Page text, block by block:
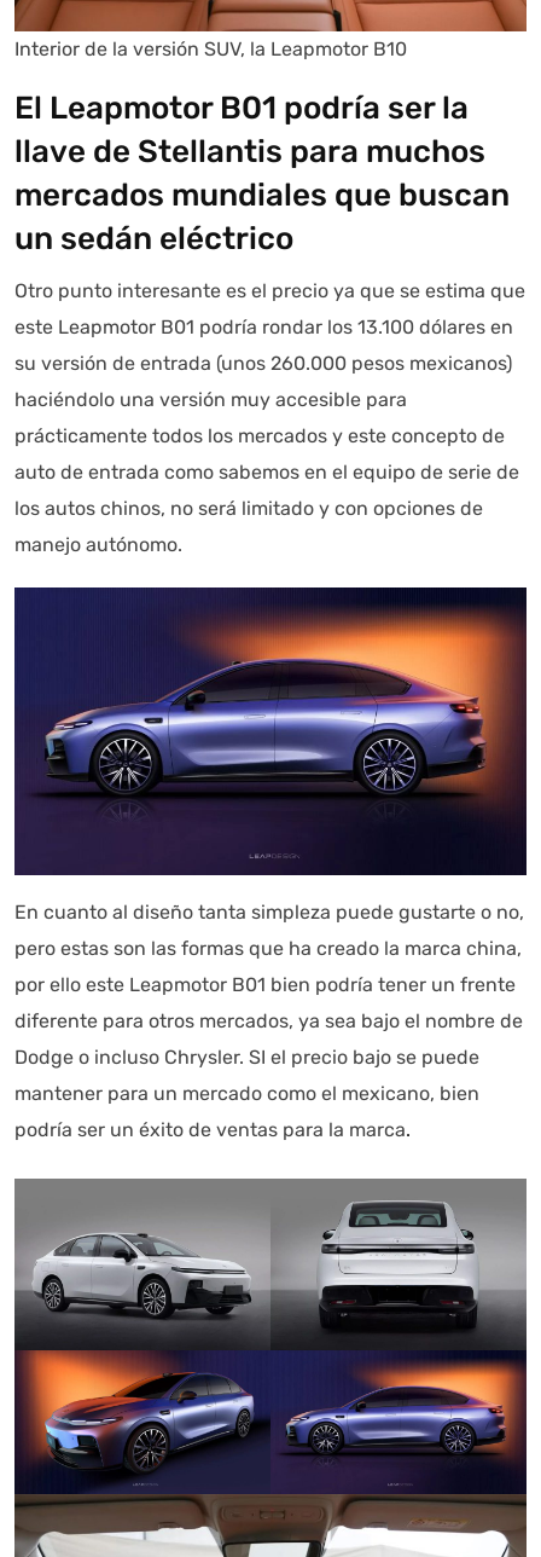
Interior de la versión SUV, la Leapmotor B10
El Leapmotor B01 podría ser la
llave de Stellantis para muchos
mercados mundiales que buscan
un sedán eléctrico
Otro punto interesante es el precio ya que se estima que
este Leapmotor B01 podría rondar los 13.100 dólares en
su versión de entrada (unos 260.000 pesos mexicanos)
haciéndolo una versión muy accesible para
prácticamente todos los mercados y este concepto de
auto de entrada como sabemos en el equipo de serie de
los autos chinos, no será limitado y con opciones de
manejo autónomo.
En cuanto al diseño tanta simpleza puede gustarte o no,
pero estas son las formas que ha creado la marca china,
por ello este Leapmotor B01 bien podría tener un frente
diferente para otros mercados, ya sea bajo el nombre de
Dodge o incluso Chrysler. SI el precio bajo se puede
mantener para un mercado como el mexicano, bien
podría ser un éxito de ventas para la marca.